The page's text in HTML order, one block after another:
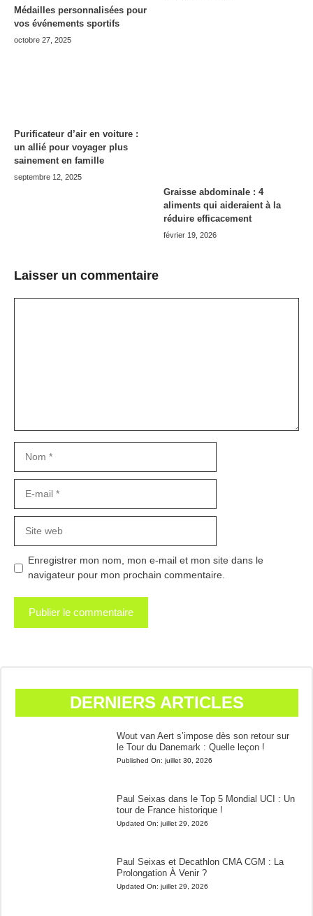
Médailles personnalisées pour
vos événements sportifs
octobre 27, 2025
Purificateur d’air en voiture :
un allié pour voyager plus
sainement en famille
septembre 12, 2025
Graisse abdominale : 4
aliments qui aideraient à la
réduire efficacement
février 19, 2026
Laisser un commentaire
mail
web
Enregistrer mon nom, mon e-mail et mon site dans le
navigateur pour mon prochain commentaire.
DERNIERS ARTICLES
Wout van Aert s’impose dès son retour sur
le Tour du Danemark : Quelle leçon !
Published On: juillet 30, 2026
Paul Seixas dans le Top 5 Mondial UCI : Un
tour de France historique !
Updated On: juillet 29, 2026
Paul Seixas et Decathlon CMA CGM : La
Prolongation À Venir ?
Updated On: juillet 29, 2026